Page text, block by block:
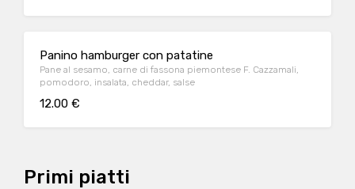
Panino hamburger con patatine
Pane al sesamo, carne di fassona piemontese F. Cazzamali,
pomodoro, insalata, cheddar, salse
12.00 €
Primi piatti